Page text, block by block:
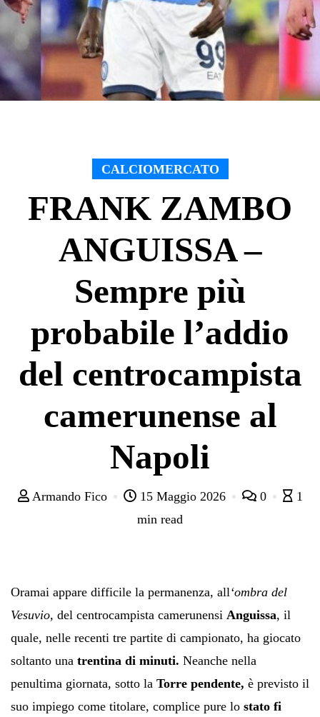
CALCIOMERCATO
FRANK ZAMBO
ANGUISSA –
Sempre più
probabile l’addio
del centrocampista
camerunense al
Napoli
Armando Fico 15 Maggio 2026 0
1
min read
Oramai appare difficile la permanenza, all‘ombra del
Vesuvio, del centrocampista camerunensi Anguissa, il
quale, nelle recenti tre partite di campionato, ha giocato
soltanto una trentina di minuti. Neanche nella
penultima giornata, sotto la Torre pendente, è previsto il
suo impiego come titolare, complice pure lo stato fi